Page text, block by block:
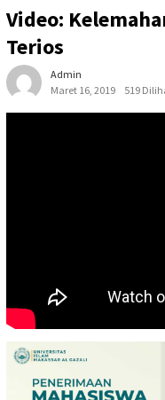
Video:
Terios
Admin
Maret 16, 2019
519